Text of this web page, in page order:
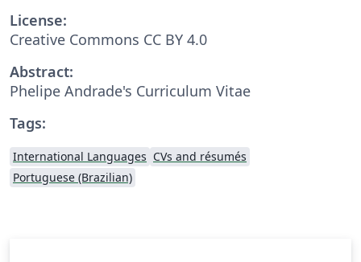
License:
Creative Commons CC BY 4.0
Abstract:
Phelipe Andrade's Curriculum Vitae
Tags:
International Languages CVs and résumés
Portuguese (Brazilian)